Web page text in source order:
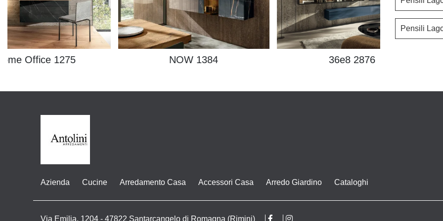
Office 1275 NOW 1384 36e8 2876
Pensili
Azienda Cucine Arredamento Casa Accessori Casa Arredo Giardino Cataloghi
Via Emilia, 1204 - 47822 Santarcangelo di Romagna (Rimini)